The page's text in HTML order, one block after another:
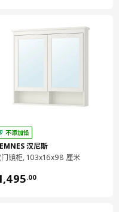
多款产品供你选择，无论你
不添加铅
汉尼斯
镜柜, 103x16x98 厘米
.00
1495.00